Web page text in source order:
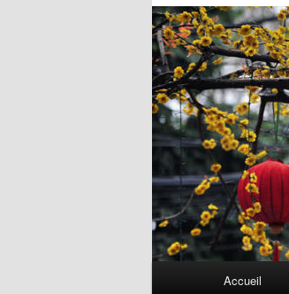
Aller
Accueil